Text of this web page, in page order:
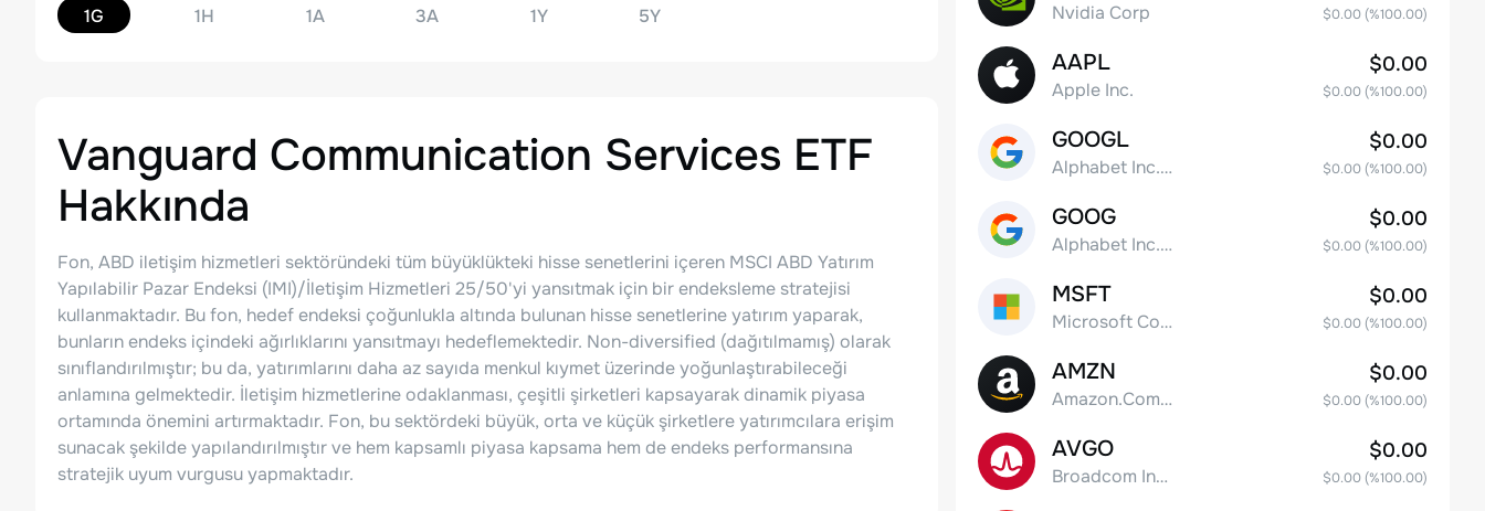
1G 1H 1A 3A 1Y 5Y
Vanguard Communication Services ETF
Hakkında
Fon, ABD iletişim hizmetleri sektöründeki tüm büyüklükteki hisse senetlerini içeren MSCI ABD Yatırım
Yapılabilir Pazar Endeksi (IMI)/İletişim Hizmetleri 25/50'yi yansıtmak için bir endeksleme stratejisi
kullanmaktadır. Bu fon, hedef endeksi çoğunlukla altında bulunan hisse senetlerine yatırım yaparak,
bunların endeks içindeki ağırlıklarını yansıtmayı hedeflemektedir. Non-diversified (dağıtılmamış) olarak
sınıflandırılmıştır; bu da, yatırımlarını daha az sayıda menkul kıymet üzerinde yoğunlaştırabileceği
anlamına gelmektedir. İletişim hizmetlerine odaklanması, çeşitli şirketleri kapsayarak dinamik piyasa
ortamında önemini artırmaktadır. Fon, bu sektördeki büyük, orta ve küçük şirketlere yatırımcılara erişim
sunacak şekilde yapılandırılmıştır ve hem kapsamlı piyasa kapsama hem de endeks performansına
stratejik uyum vurgusu yapmaktadır.
Nvidia Corp $0.00(%100.00)
AAPL
Apple Inc.
$0.00
$0.00(%100.00)
GOOGL
Alphabet Inc. Class A Common Stock
$0.00
$0.00(%100.00)
GOOG
Alphabet Inc. Class C Capital Stock
$0.00
$0.00(%100.00)
MSFT
Microsoft Corp
$0.00
$0.00(%100.00)
AMZN
Amazon.Com Inc
$0.00
$0.00(%100.00)
AVGO
Broadcom Inc. Common Stock
$0.00
$0.00(%100.00)